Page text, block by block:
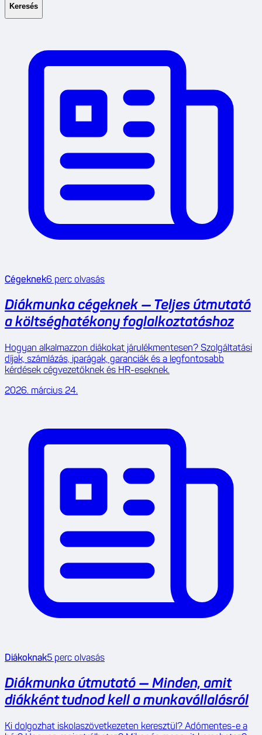
Keresés
Cégeknek6 perc olvasás
Diákmunka cégeknek — Teljes útmutató
a költséghatékony foglalkoztatáshoz
Hogyan alkalmazzon diákokat járulékmentesen? Szolgáltatási
díjak, számlázás, iparágak, garanciák és a legfontosabb
kérdések cégvezetőknek és HR-eseknek.
2026. március 24.
Diákoknak5 perc olvasás
Diákmunka útmutató — Minden, amit
diákként tudnod kell a munkavállalásról
Ki dolgozhat iskolaszövetkezeten keresztül? Adómentes-e a